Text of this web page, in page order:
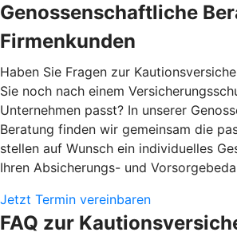
Genossenschaftliche
Firmenkunden
Haben Sie Fragen zur
Sie noch nach einem
Unternehmen passt? In unserer
Beratung finden wir gemeinsam die
stellen auf Wunsch ein individuelles
Ihren Absicherungs- und
Jetzt Termin vereinbaren
FAQ zur